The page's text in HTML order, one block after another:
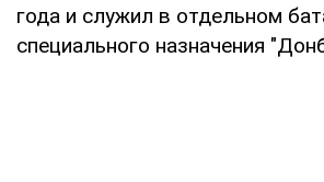
года и служил в отдельном
специального назначения